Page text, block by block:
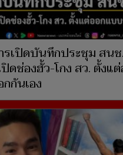
รเปิดบันทึกประชุม สน
ดช่องฮั้ว-โกง สว. ตั้งแ
กันเอง